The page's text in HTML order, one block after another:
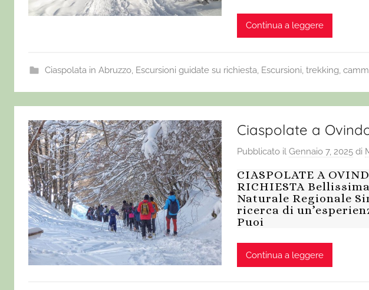
Continua a leggere
Ciaspolata in Abruzzo, Escursioni guidate su richiesta Escursioni, trekking,
Ciaspolate a
Pubblicato il Gennaio 7, 2025di
CIASPOLATE A
RICHIESTA
Naturale Regionale
ricerca di
Puoi
Continua a leggere